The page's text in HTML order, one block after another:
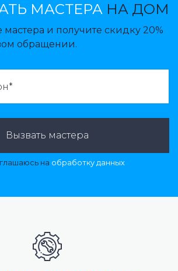
МАСТЕРА НА ДОМ
мастера и получите скидку 20%
обращении.
Вызвать мастера
на обработку данных